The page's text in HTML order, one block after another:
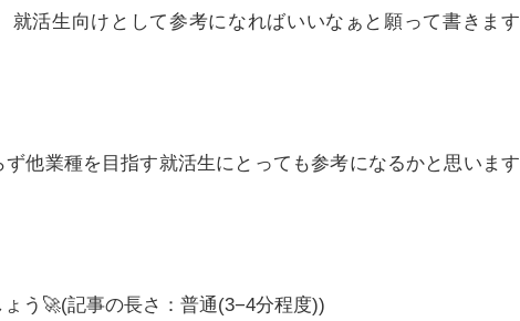
就活生向けとして参考になればいいなぁと願って書きます
他業種を目指す就活生にとっても参考になるかと思います
う🚀(記事の長さ：普通(3−4分程度))